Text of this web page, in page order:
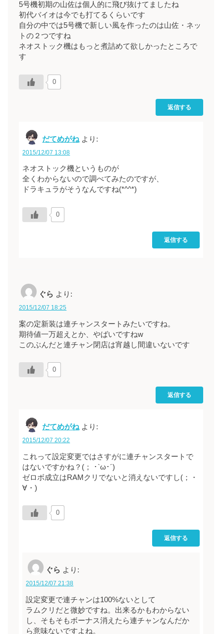
5号機初期の山佐は個人的に飛び抜けてましたね
初代バイオは今でも打てるくらいです
自分の中では5号機で新しい風を作ったのは山佐・ネッ
トの２つですね
ネオストック機はもっと煮詰めて欲しかったところで
す
0
返信する
だてめがね より:
2015/12/07 13:08
ネオストック機というものが
全くわからないので調べてみたのですが、
ドラキュラがそうなんですね(*^^*)
0
返信する
ぐら より:
2015/12/07 18:25
案の定新装は連チャンスタートみたいですね。
期待値一万超えとか、やばいですねw
このぶんだと連チャン閉店は宵越し間違いないです
0
返信する
だてめがね より:
2015/12/07 20:22
これって設定変更ではさすがに連チャンスタートで
はないですかね？(； ･`ω･´)
ゼロボ成立はRAMクリでないと消えないですし(；・
∀・)
0
返信する
ぐら より:
2015/12/07 21:38
設定変更で連チャンは100%ないとして
ラムクリだと微妙ですね。出来るかもわからない
し、そもそもボーナス消えたら連チャンなんだか
ら意味ないですよね。